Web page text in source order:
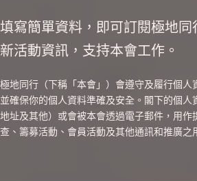
填寫簡單資料，即可訂閱極地同
新活動資訊，支持本會工作。
極地同行（下稱「本會」）會遵守及履行個人
並確保你的個人資料準確及安全。閣下的個人
地址及其他）或會被本會透過電子郵件，用作
查、籌募活動、會員活動及其他通訊和推廣之